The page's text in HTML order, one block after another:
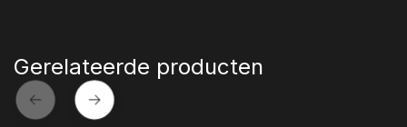
Gerelateerde producten